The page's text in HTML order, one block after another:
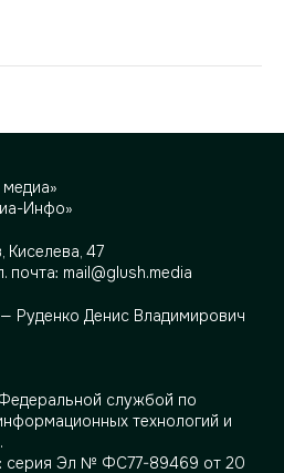
Инфо»
Киселева, 47
почта: mail@glush.media
Руденко Денис Владимирович
службой по
технологий и
серия Эл № ФС77-89469 от 20